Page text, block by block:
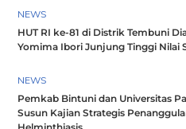
NEWS
HUT RI ke-81 di Distrik Tembuni
Yomima Ibori Junjung Tinggi Nilai
NEWS
Pemkab Bintuni dan Universitas
Susun Kajian Strategis